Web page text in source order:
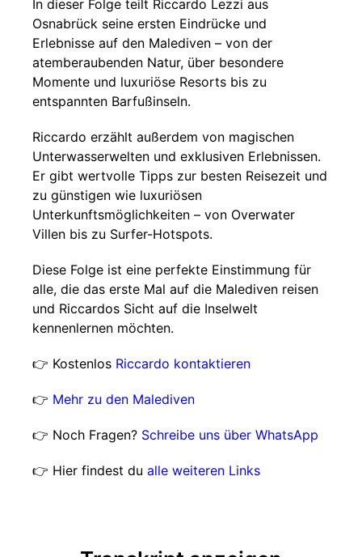
In dieser Folge teilt Riccardo Lezzi aus
Osnabrück seine ersten Eindrücke und
Erlebnisse auf den Malediven – von der
atemberaubenden Natur, über besondere
Momente und luxuriöse Resorts bis zu
entspannten Barfußinseln.
Riccardo erzählt außerdem von magischen
Unterwasserwelten und exklusiven Erlebnissen.
Er gibt wertvolle Tipps zur besten Reisezeit und
zu günstigen wie luxuriösen
Unterkunftsmöglichkeiten – von Overwater
Villen bis zu Surfer-Hotspots.
Diese Folge ist eine perfekte Einstimmung für
alle, die das erste Mal auf die Malediven reisen
und Riccardos Sicht auf die Inselwelt
kennenlernen möchten.
👉 Kostenlos Riccardo kontaktieren
👉 Mehr zu den Malediven
👉 Noch Fragen? Schreibe uns über WhatsApp
👉 Hier findest du alle weiteren Links